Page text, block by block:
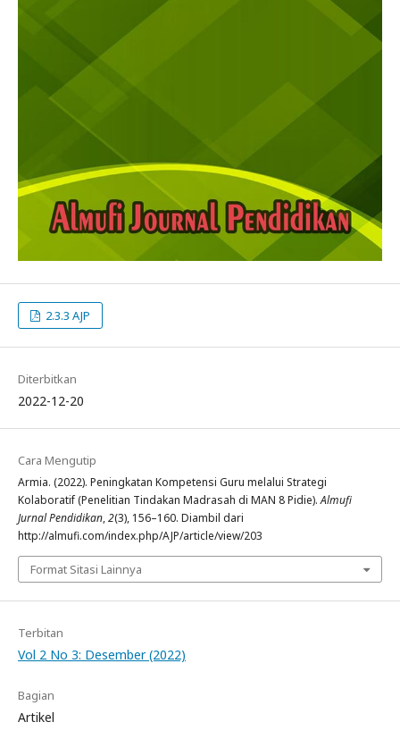
2.3.3 AJP
Diterbitkan
2022-12-20
Cara Mengutip
Armia. (2022). Peningkatan Kompetensi Guru melalui Strategi
Kolaboratif (Penelitian Tindakan Madrasah di MAN 8 Pidie).Almufi
Jurnal Pendidikan,2(3), 156–160. Diambil dari
http://almufi.com/index.php/AJP/article/view/203
Format Sitasi Lainnya
Terbitan
Vol 2 No 3: Desember (2022)
Bagian
Artikel